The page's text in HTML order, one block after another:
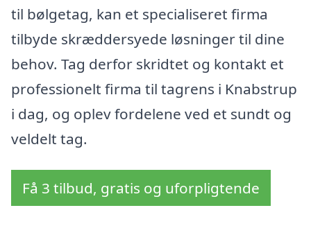
til bølgetag, kan et specialiseret firma
tilbyde skræddersyede løsninger til dine
behov. Tag derfor skridtet og kontakt et
professionelt firma til tagrens i Knabstrup
i dag, og oplev fordelene ved et sundt og
veldelt tag.
Få 3 tilbud, gratis og uforpligtende